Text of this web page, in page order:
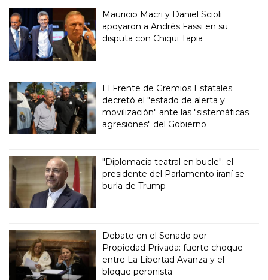
Mauricio Macri y Daniel Scioli
apoyaron a Andrés Fassi en su
disputa con Chiqui Tapia
El Frente de Gremios Estatales
decretó el "estado de alerta y
movilización" ante las "sistemáticas
agresiones" del Gobierno
"Diplomacia teatral en bucle": el
presidente del Parlamento iraní se
burla de Trump
Debate en el Senado por
Propiedad Privada: fuerte choque
entre La Libertad Avanza y el
bloque peronista